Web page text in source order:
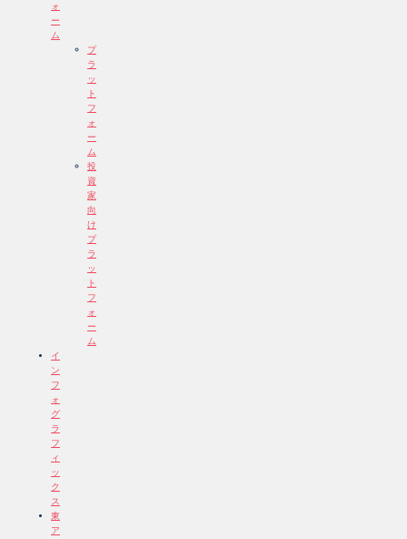
ォ
ー
ム
プ
ラ
ッ
ト
フ
ォ
ー
ム
投
資
家
向
け
プ
ラ
ッ
ト
フ
ォ
ー
ム
イ
ン
フ
ォ
グ
ラ
フ
ィ
ッ
ク
ス
東
ア